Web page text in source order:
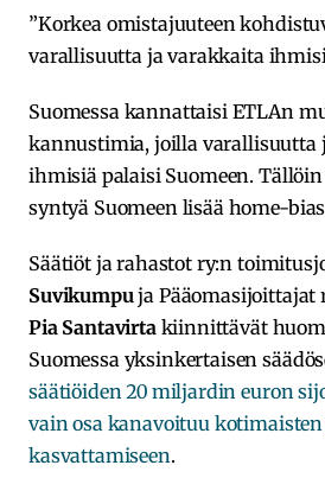
”Korkea omistajuuteen
varallisuutta ja varakkaita
Suomessa kannattaisi ETLAn
kannustimia, joilla varallisuutta
ihmisiä palaisi Suomeen.
syntyä Suomeen lisää home-
Säätiöt ja rahastot ry:n
Suvikumpuja
Pia Santavirta kiinnittävät
Suomessa yksinkertaisen
säätiöiden 20 miljardin euron
vain osa kanavoituu
kasvattamiseen.